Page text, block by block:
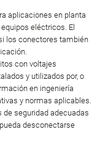
aplicaciones en planta
eléctricos. El
los conectores también
con voltajes
y utilizados por, o
en ingeniería
y normas aplicables.
de seguridad adecuadas
desconectarse